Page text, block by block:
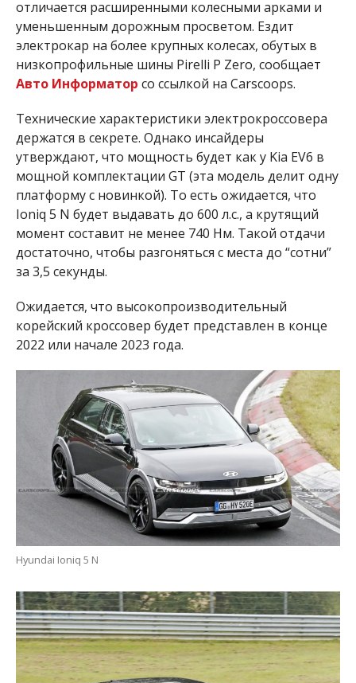
отличается расширенными колесными арками и
уменьшенным дорожным просветом. Ездит
электрокар на более крупных колесах, обутых в
низкопрофильные шины Pirelli P Zero, сообщает
Авто Информатор со ссылкой на Carscoops.
Технические характеристики электрокроссовера
держатся в секрете. Однако инсайдеры
утверждают, что мощность будет как у Kia EV6 в
мощной комплектации GT (эта модель делит одну
платформу с новинкой). То есть ожидается, что
Ioniq 5 N будет выдавать до 600 л.с., а крутящий
момент составит не менее 740 Нм. Такой отдачи
достаточно, чтобы разгоняться с места до “сотни”
за 3,5 секунды.
Ожидается, что высокопроизводительный
корейский кроссовер будет представлен в конце
2022 или начале 2023 года.
Hyundai Ioniq 5 N